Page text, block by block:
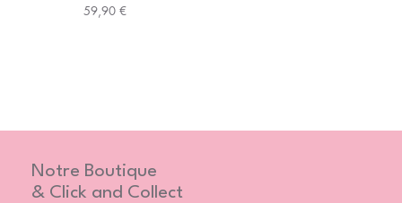
Prix
59,90 €
Notre Boutique
& Click and Collect